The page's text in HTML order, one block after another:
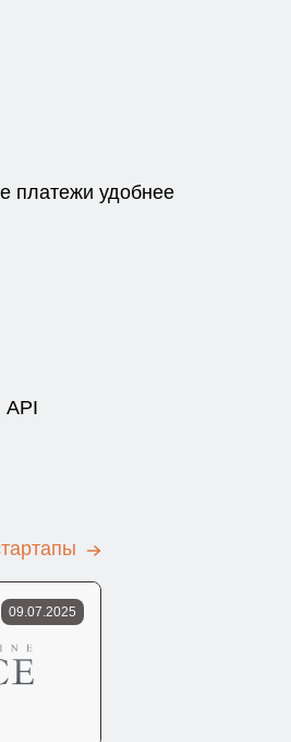
платежи удобнее
API
09.07.2025